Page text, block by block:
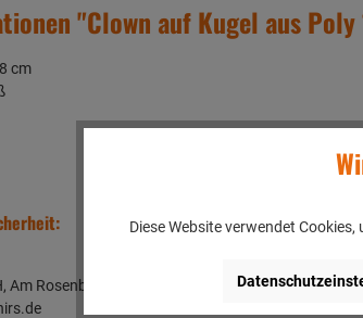
"Clown auf Kugel aus Poly
cm
Am Rosenbühl 2, 91466 Gerhardshofen/
Diese Website verwendet